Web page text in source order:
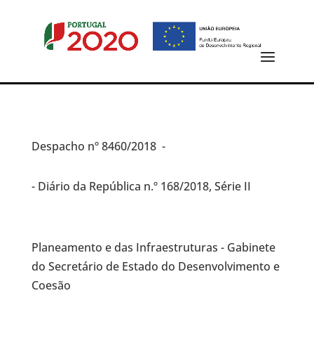
Despacho nº 8460/2018 -
- Diário da República n.º 168/2018, Série II
Planeamento e das Infraestruturas - Gabinete
do Secretário de Estado do Desenvolvimento e
Coesão